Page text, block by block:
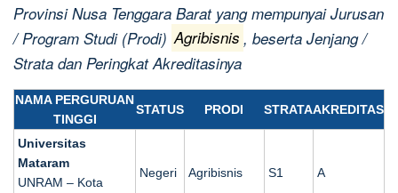
Provinsi Nusa Tenggara Barat yang mempunyai Jurusan
/ Program Studi (Prodi) Agribisnis , beserta Jenjang /
Strata dan Peringkat Akreditasinya
NAMA PERGURUAN
TINGGI
STATUS PRODI STRATAAKREDITAS
Universitas
Mataram
UNRAM – Kota
Negeri Agribisnis S1 A